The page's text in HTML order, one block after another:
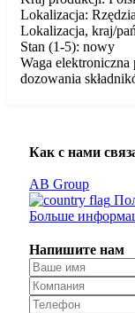
Lokalizacja:
Lokalizacja, kraj/
Stan (1-5): nowy
Waga elektroniczna
dozowania
Как с нами
AB Group
Больше
Напишите нам